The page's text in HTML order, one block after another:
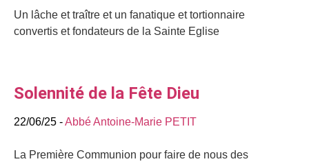
Un lâche et traître et un fanatique et tortionnaire
convertis et fondateurs de la Sainte Eglise
Solennité de la Fête Dieu
22/06/25 -Abbé Antoine-Marie PETIT
La Première Communion pour faire de nous des